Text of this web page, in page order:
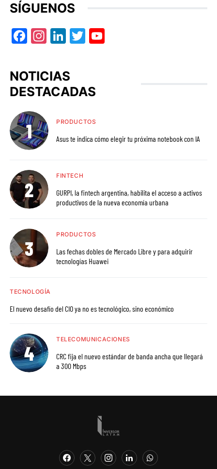
SÍGUENOS
Facebook
Instagram
LinkedIn
Twitter
NOTICIAS
DESTACADAS
PRODUCTOS
Asus te indica cómo elegir tu próxima notebook con IA
FINTECH
GURPI, la fintech argentina, habilita el acceso a activos
productivos de la nueva economía urbana
PRODUCTOS
Las fechas dobles de Mercado Libre y para adquirir
tecnologías Huawei
TECNOLOGÍA
El nuevo desafío del CIO ya no es tecnológico, sino económico
TELECOMUNICACIONES
CRC fija el nuevo estándar de banda ancha que llegará
a 300 Mbps